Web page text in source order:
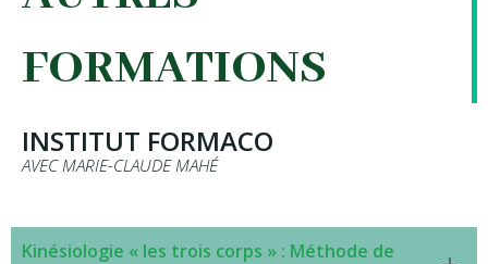
FORMATIONS
INSTITUT FORMACO
AVEC MARIE-CLAUDE MAHÉ
Kinésiologie « les trois corps » : Méthode de